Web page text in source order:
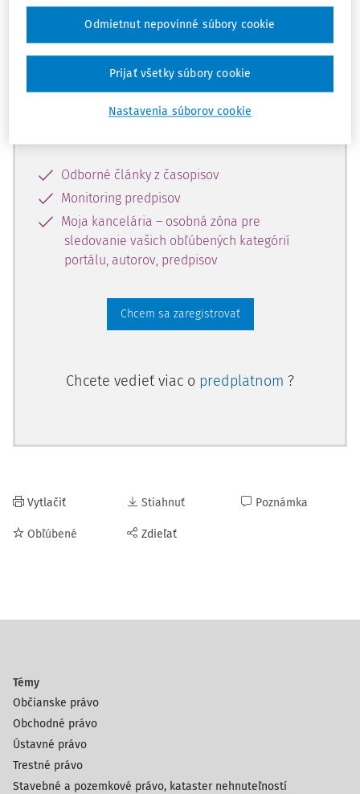
Odomknite si prístup k odbornému
obsahu a získajte prístup na 10 dní
zdarma, stačí sa len zaregistrovať.
Vďaka registrácii získate prístup aj k
Odborné články z časopisov
Monitoring predpisov
Moja kancelária – osobná zóna pre
sledovanie vašich obľúbených kategórií
portálu, autorov, predpisov
Chcem sa zaregistrovať
Chcete vedieť viac o predplatnom ?
Vytlačiť
Obľúbené
Stiahnuť
Zdieľať
Poznámka
Témy
Občianske právo
Obchodné právo
Ústavné právo
Trestné právo
Stavebné a pozemkové právo, kataster nehnuteľností
Nastavenia súborov cookie
Odmietnut nepovinné súbory cookie
Prijať všetky súbory cookie